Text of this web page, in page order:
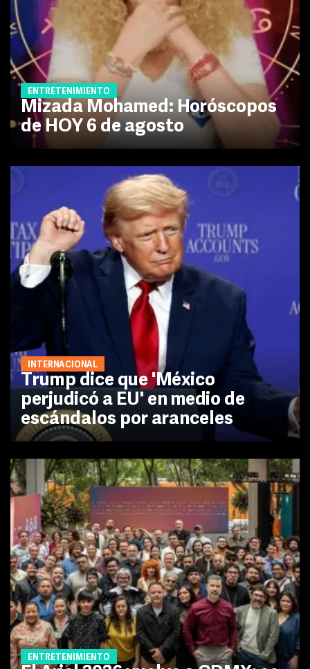
ENTRETENIMIENTO
Mizada Mohamed: Horóscopos
de HOY 6 de agosto
INTERNACIONAL
Trump dice que 'México
perjudicó a EU' en medio de
escándalos por aranceles
ENTRETENIMIENTO